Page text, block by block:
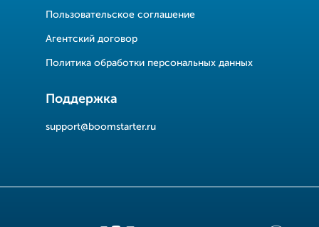
Пользовательское соглашение
Агентский договор
Политика обработки персональных данных
Поддержка
support@boomstarter.ru